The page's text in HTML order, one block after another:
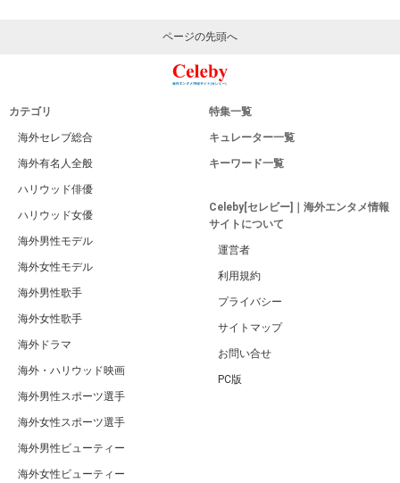
Celebyトップページに戻る
関連するキーワード
現在 ペニーワイズ イット
ハリウッド俳優